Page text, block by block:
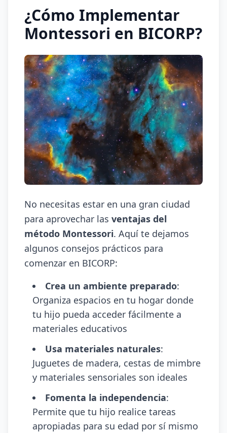
¿Cómo Implementar
Montessori en BICORP?
No necesitas estar en una gran ciudad
para aprovechar las ventajas del
método Montessori. Aquí te dejamos
algunos consejos prácticos para
comenzar en BICORP:
Crea un ambiente preparado:
Organiza espacios en tu hogar donde
tu hijo pueda acceder fácilmente a
materiales educativos
Usa materiales naturales:
Juguetes de madera, cestas de mimbre
y materiales sensoriales son ideales
Fomenta la independencia:
Permite que tu hijo realice tareas
apropiadas para su edad por sí mismo